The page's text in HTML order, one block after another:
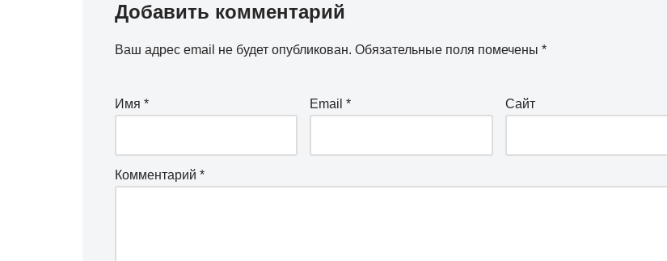
Добавить комментарий
Ваш адрес email не будет опубликован. Обязательные поля помечены *
Имя * Email* Сайт
Комментарий *